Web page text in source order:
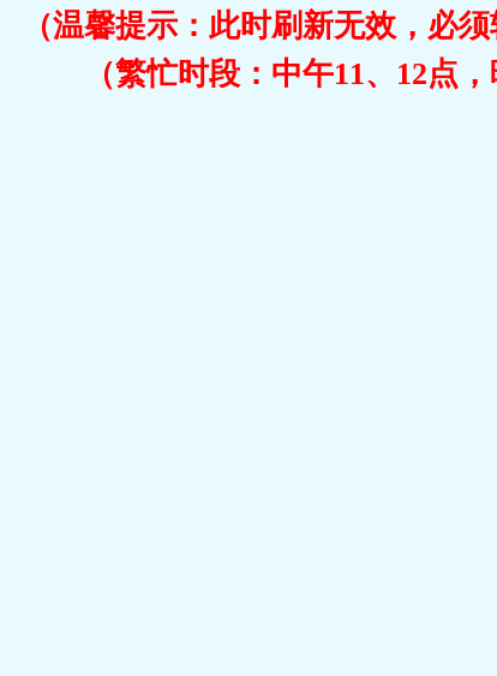
（温馨提示：此时刷新无效，必
（繁忙时段：中午11、12点，